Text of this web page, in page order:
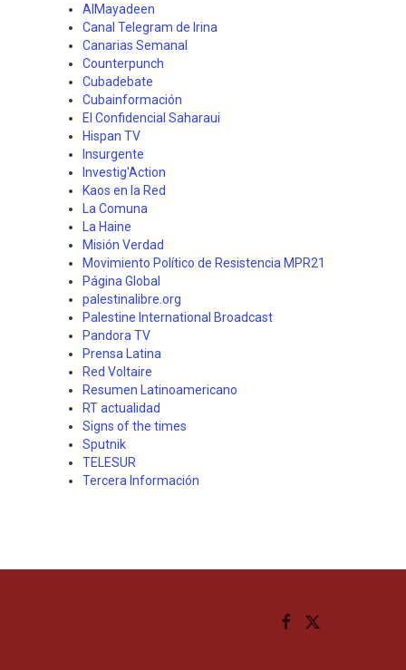
AlMayadeen
Canal Telegram de Irina
Canarias Semanal
Counterpunch
Cubadebate
Cubainformación
El Confidencial Saharaui
Hispan TV
Insurgente
Investig'Action
Kaos en la Red
La Comuna
La Haine
Misión Verdad
Movimiento Político de Resistencia MPR21
Página Global
palestinalibre.org
Palestine International Broadcast
Pandora TV
Prensa Latina
Red Voltaire
Resumen Latinoamericano
RT actualidad
Signs of the times
Sputnik
TELESUR
Tercera Información